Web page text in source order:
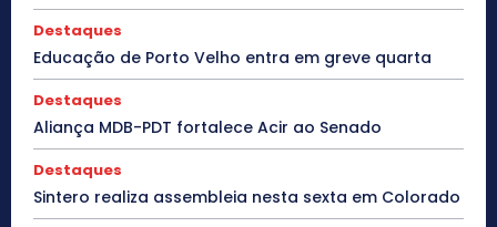
Destaques
Educação de Porto Velho entra em greve quarta
Destaques
Aliança MDB-PDT fortalece Acir ao Senado
Destaques
Sintero realiza assembleia nesta sexta em Colorado